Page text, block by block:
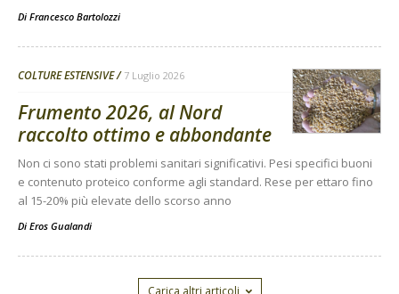
Di Francesco Bartolozzi
COLTURE ESTENSIVE 7 Luglio 2026
Frumento 2026, al Nord
raccolto ottimo e abbondante
Non ci sono stati problemi sanitari significativi. Pesi specifici buoni
e contenuto proteico conforme agli standard. Rese per ettaro fino
al 15-20% più elevate dello scorso anno
Di Eros Gualandi
Carica altri articoli